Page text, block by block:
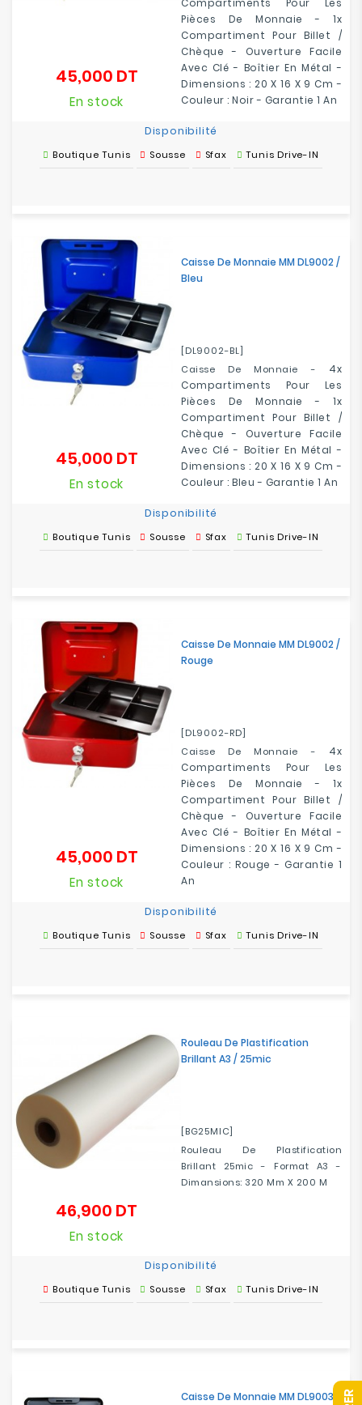
Compartiments Pour Les
Pièces De Monnaie - 1x
Compartiment Pour Billet /
Chèque - Ouverture Facile
Avec Clé - Boîtier En Métal -
Dimensions : 20 X 16 X 9 Cm -
Couleur : Noir - Garantie 1 An
45,000 DTPrix
En stock
Disponibilité
Boutique Tunis Sousse Sfax Tunis Drive-IN
Caisse De Monnaie MM DL9002 /
Bleu
[DL9002-BL]
Caisse De Monnaie - 4x
Compartiments Pour Les
Pièces De Monnaie - 1x
Compartiment Pour Billet /
Chèque - Ouverture Facile
Avec Clé - Boîtier En Métal -
Dimensions : 20 X 16 X 9 Cm -
Couleur : Bleu - Garantie 1 An
45,000 DTPrix
En stock
Disponibilité
Boutique Tunis Sousse Sfax Tunis Drive-IN
Caisse De Monnaie MM DL9002 /
Rouge
[DL9002-RD]
Caisse De Monnaie - 4x
Compartiments Pour Les
Pièces De Monnaie - 1x
Compartiment Pour Billet /
Chèque - Ouverture Facile
Avec Clé - Boîtier En Métal -
Dimensions : 20 X 16 X 9 Cm -
Couleur : Rouge - Garantie 1
An
45,000 DTPrix
En stock
Disponibilité
Boutique Tunis Sousse Sfax Tunis Drive-IN
Rouleau De Plastification
Brillant A3 / 25mic
[BG25MIC]
Rouleau De Plastification
Brillant 25mic - Format A3 -
Dimansions: 320 Mm X 200 M
46,900 DT
En stock
Disponibilité
Boutique Tunis Sousse Sfax Tunis Drive-IN
Caisse De Monnaie MM DL9003 /